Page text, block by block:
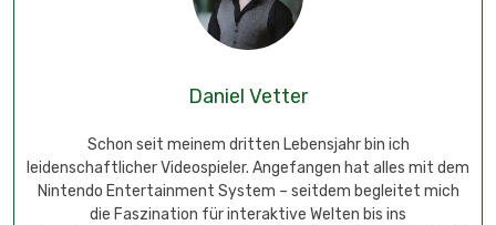
Daniel Vetter
Schon seit meinem dritten Lebensjahr bin ich
leidenschaftlicher Videospieler. Angefangen hat alles mit dem
Nintendo Entertainment System – seitdem begleitet mich
die Faszination für interaktive Welten bis ins